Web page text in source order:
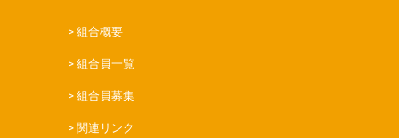
組合概要
組合員一覧
組合員募集
関連リンク